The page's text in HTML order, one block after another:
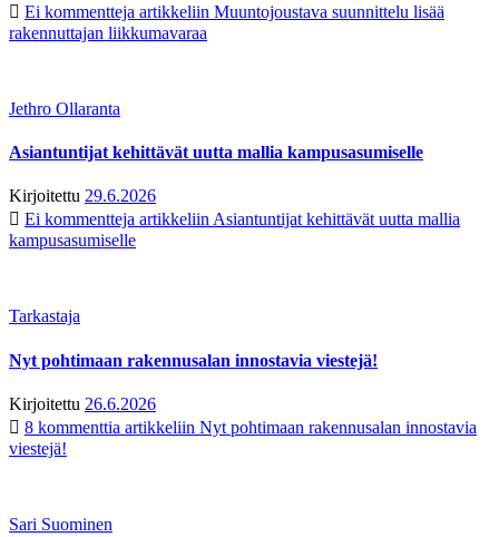
Ei kommentteja artikkeliin Muuntojoustava suunnittelu lisää
rakennuttajan liikkumavaraa
Jethro Ollaranta
Asiantuntijat kehittävät uutta mallia kampusasumiselle
Kirjoitettu 29.6.2026
Ei kommentteja artikkeliin Asiantuntijat kehittävät uutta mallia
kampusasumiselle
Tarkastaja
Nyt pohtimaan rakennusalan innostavia viestejä!
Kirjoitettu 26.6.2026
8 kommenttia artikkeliin Nyt pohtimaan rakennusalan innostavia
viestejä!
Sari Suominen